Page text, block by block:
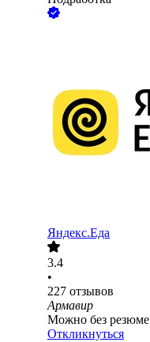
Яндекс.Еда
3.4
•
227 отзывов
Армавир
Можно без резюме
Откликнуться